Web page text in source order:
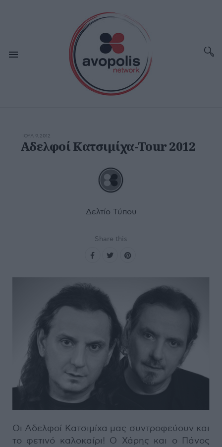
ΙΟΥΛ 9,2012
Αδελφοί Κατσιμίχα-Tour 2012
Δελτίο Τύπου
Share this
Οι Αδελφοί Κατσιμίχα μας συντροφεύουν και
το φετινό καλοκαίρι! Ο Χάρης και ο Πάνος